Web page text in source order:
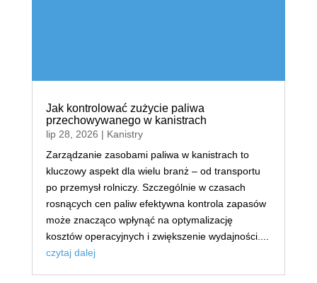
Jak kontrolować zużycie paliwa
przechowywanego w kanistrach
lip 28, 2026 | Kanistry
Zarządzanie zasobami paliwa w kanistrach to
kluczowy aspekt dla wielu branż – od transportu
po przemysł rolniczy. Szczególnie w czasach
rosnących cen paliw efektywna kontrola zapasów
może znacząco wpłynąć na optymalizację
kosztów operacyjnych i zwiększenie wydajności....
czytaj dalej